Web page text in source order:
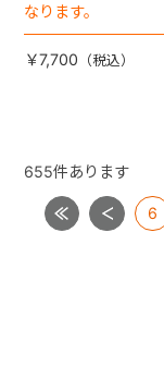
なります。
￥7,700
655件あります
6